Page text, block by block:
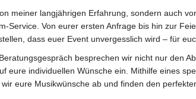
meiner langjährigen Erfahrung, sondern auch
Service. Von eurer ersten Anfrage bis hin zur
dass euer Event unvergesslich wird – für
besprechen wir nicht nur den
eure individuellen Wünsche ein. Mithilfe eines
eure Musikwünsche ab und finden den